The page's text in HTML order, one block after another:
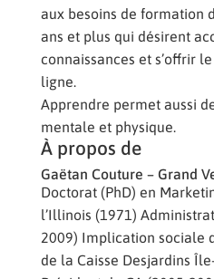
aux besoins de formation
ans et plus qui désirent
connaissances et s’offrir
ligne.
Apprendre permet aussi
mentale et physique.
À propos de
Gaëtan Couture – Grand
Doctorat (PhD) en
l’Illinois (1971)
2009) Implication sociale
de la Caisse Desjardins